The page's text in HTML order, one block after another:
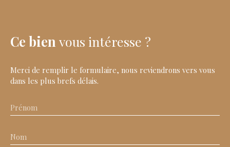
Ce bien vous intéresse ?
Merci de remplir le formulaire, nous reviendrons vers vous
dans les plus brefs délais.
Prénom
Nom